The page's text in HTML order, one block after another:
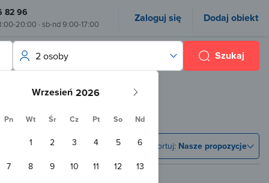
82 96
20:00 · sb-nd 9:00-17:00 Zaloguj się Dodaj obiekt
Wrzesień
Pn Wt Śr Cz Pt So Nd
1 2 3 4 5
6
7
8 9 10 11 12
13
2 osoby Szukaj
Sortuj: Nasze propozycje